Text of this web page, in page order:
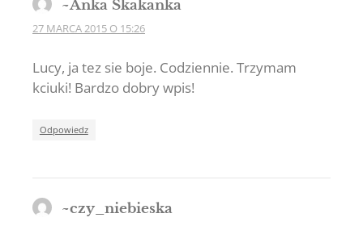
~Anka Skakanka
27 MARCA 2015 O 15:26
Lucy, ja tez sie boje. Codziennie. Trzymam
kciuki! Bardzo dobry wpis!
Odpowiedz
~czy_niebieska